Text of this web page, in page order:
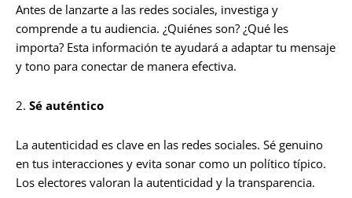
Antes de lanzarte a las redes sociales, investiga y
comprende a tu audiencia. ¿Quiénes son? ¿Qué les
importa? Esta información te ayudará a adaptar tu mensaje
y tono para conectar de manera efectiva.
2. Sé auténtico
La autenticidad es clave en las redes sociales. Sé genuino
en tus interacciones y evita sonar como un político típico.
Los electores valoran la autenticidad y la transparencia.